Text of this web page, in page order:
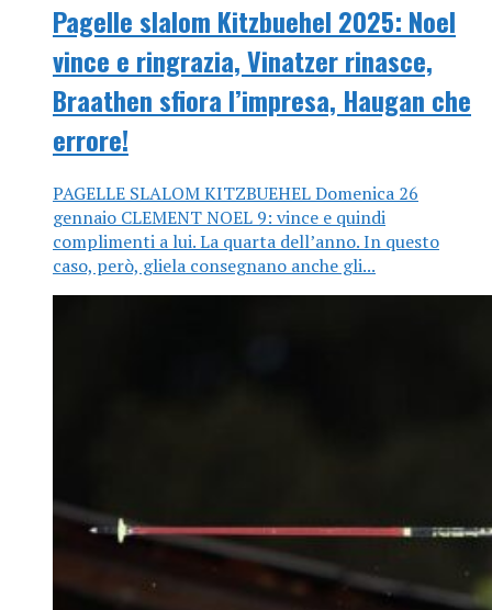
Pagelle slalom Kitzbuehel 2025: Noel
vince e ringrazia, Vinatzer rinasce,
Braathen sfiora l’impresa, Haugan che
errore!
PAGELLE SLALOM KITZBUEHEL Domenica 26
gennaio CLEMENT NOEL 9: vince e quindi
complimenti a lui. La quarta dell’anno. In questo
caso, però, gliela consegnano anche gli...